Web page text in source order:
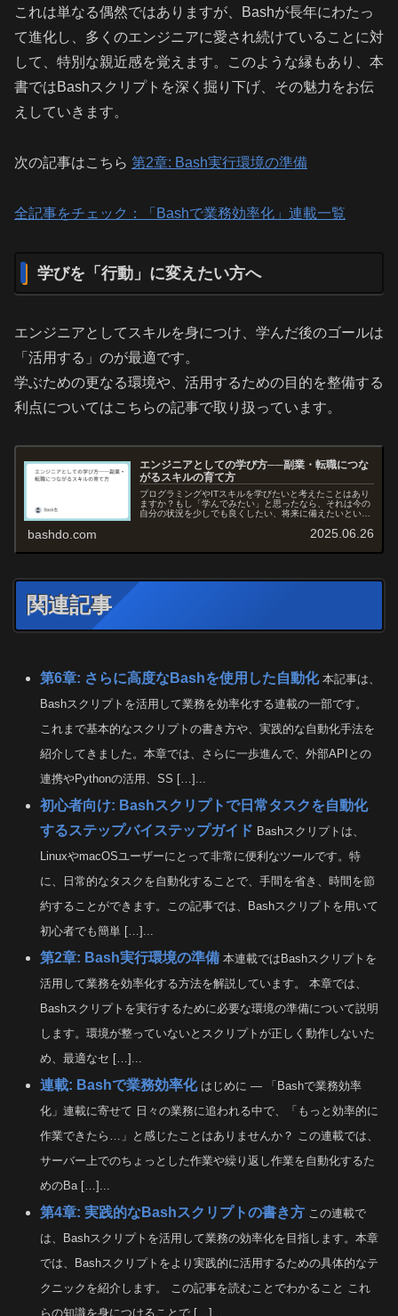
これは単なる偶然ではありますが、Bashが長年にわたっ
て進化し、多くのエンジニアに愛され続けていることに対
して、特別な親近感を覚えます。このような縁もあり、本
書ではBashスクリプトを深く掘り下げ、その魅力をお伝
えしていきます。
次の記事はこちら 第2章: Bash実行環境の準備
全記事をチェック：「Bashで業務効率化」連載一覧
学びを「行動」に変えたい方へ
エンジニアとしてスキルを身につけ、学んだ後のゴールは
「活用する」のが最適です。
学ぶための更なる環境や、活用するための目的を整備する
利点についてはこちらの記事で取り扱っています。
エンジニアとしての学び方──副業・転職につな
がるスキルの育て方
プログラミングやITスキルを学びたいと考えたことはあり
ますか？もし「学んでみたい」と思ったなら、それは今の
自分の状況を少しでも良くしたい、将来に備えたいという
bashdo.com 2025.06.26
関連記事
第6章: さらに高度なBashを使用した自動化 本記事は、
Bashスクリプトを活用して業務を効率化する連載の一部です。
これまで基本的なスクリプトの書き方や、実践的な自動化手法を
紹介してきました。本章では、さらに一歩進んで、外部APIとの
連携やPythonの活用、SS […]...
初心者向け: Bashスクリプトで日常タスクを自動化
するステップバイステップガイド Bashスクリプトは、
LinuxやmacOSユーザーにとって非常に便利なツールです。特
に、日常的なタスクを自動化することで、手間を省き、時間を節
約することができます。この記事では、Bashスクリプトを用いて
初心者でも簡単 […]...
第2章: Bash実行環境の準備 本連載ではBashスクリプトを
活用して業務を効率化する方法を解説しています。 本章では、
Bashスクリプトを実行するために必要な環境の準備について説明
します。環境が整っていないとスクリプトが正しく動作しないた
め、最適なセ […]...
連載: Bashで業務効率化 はじめに — 「Bashで業務効率
化」連載に寄せて 日々の業務に追われる中で、「もっと効率的に
作業できたら…」と感じたことはありませんか？ この連載では、
サーバー上でのちょっとした作業や繰り返し作業を自動化するた
めのBa […]...
第4章: 実践的なBashスクリプトの書き方 この連載で
は、Bashスクリプトを活用して業務の効率化を目指します。本章
では、Bashスクリプトをより実践的に活用するための具体的なテ
クニックを紹介します。 この記事を読むことでわかること これ
らの知識を身につけることで […]...